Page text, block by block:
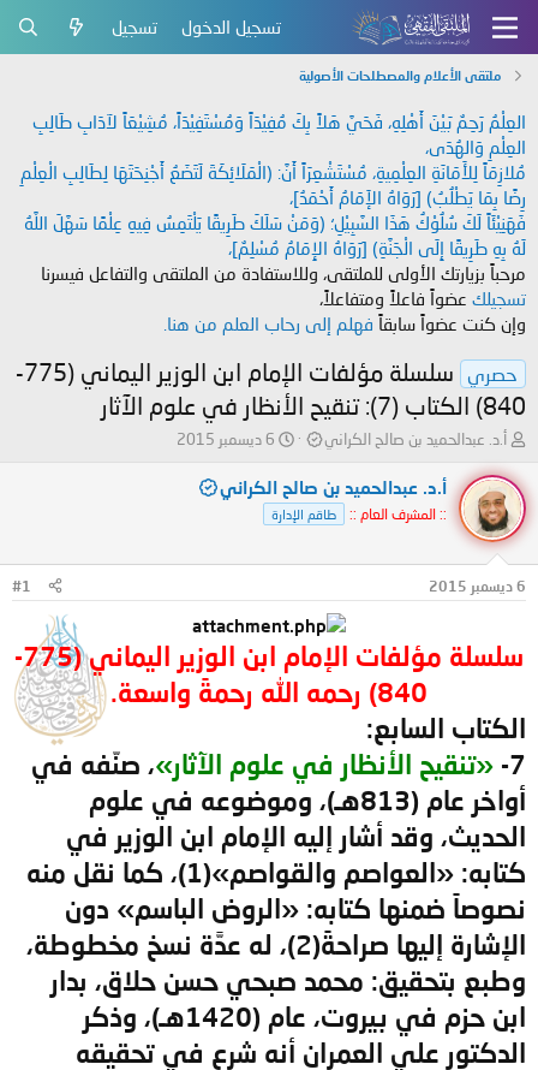
تسجيل الدخول تسجيل
ملتقى الأعلام والمصطلحات الأصولية
العِلْمُ رَحِمٌ بَيْنَ أَهْلِهِ، فَحَيَّ هَلاً بِكَ مُفِيْدَاً وَمُسْتَفِيْدَاً، مُشِيْعَاً لآدَابِ طَالِبِ
العِلْمِ وَالهُدَى،
مُلازِمَاً لِلأَمَانَةِ العِلْمِيةِ، مُسْتَشْعِرَاً أَنَّ: (الْمَلَائِكَةَ لَتَضَعُ أَجْنِحَتَهَا لِطَالِبِ الْعِلْمِ
رِضًا بِمَا يَطْلُبُ) [رَوَاهُ الإَمَامُ أَحْمَدُ]،
فَهَنِيْئَاً لَكَ سُلُوْكُ هَذَا السَّبِيْلِ؛ (وَمَنْ سَلَكَ طَرِيقًا يَلْتَمِسُ فِيهِ عِلْمًا سَهَّلَ اللَّهُ
لَهُ بِهِ طَرِيقًا إِلَى الْجَنَّةِ) [رَوَاهُ الإِمَامُ مُسْلِمٌ]،
مرحباً بزيارتك الأولى للملتقى، وللاستفادة من الملتقى والتفاعل فيسرنا
تسجيلك عضواً فاعلاً ومتفاعلاً،
وإن كنت عضواً سابقاً فهلم إلى رحاب العلم من هنا.
حصري
سلسلة مؤلفات الإمام ابن الوزير اليماني (775-
840) الكتاب (7): تنقيح الأنظار في علوم الآثار
ب
د
ئ
ا
ل
م
و
ع
أ.د. عبدالحميد بن صالح الكراني
ت
ر
ي
خ
ل
ء
6 ديسمبر 2015
أ.د. عبدالحميد بن صالح الكراني
:: المشرف العام :: طاقم الإدارة
6 ديسمبر 2015 #1
سلسلة مؤلفات الإمام ابن الوزير اليماني (775-
840) رحمه الله رحمةً واسعة.
الكتاب السابع:
7- «تنقيح الأنظار في علوم الآثار»، صنّفه في
أواخر عام (813هـ)، وموضوعه في علوم
الحديث، وقد أشار إليه الإمام ابن الوزير في
كتابه: «العواصم والقواصم»(1)، كما نقل منه
نصوصاً ضمنها كتابه: «الروض الباسم» دون
الإشارة إليها صراحةً(2)، له عدَّة نسخ مخطوطة،
وطبع بتحقيق: محمد صبحي حسن حلاق، بدار
ابن حزم في بيروت، عام (1420هـ)، وذكر
الدكتور علي العمران أنه شرع في تحقيقه